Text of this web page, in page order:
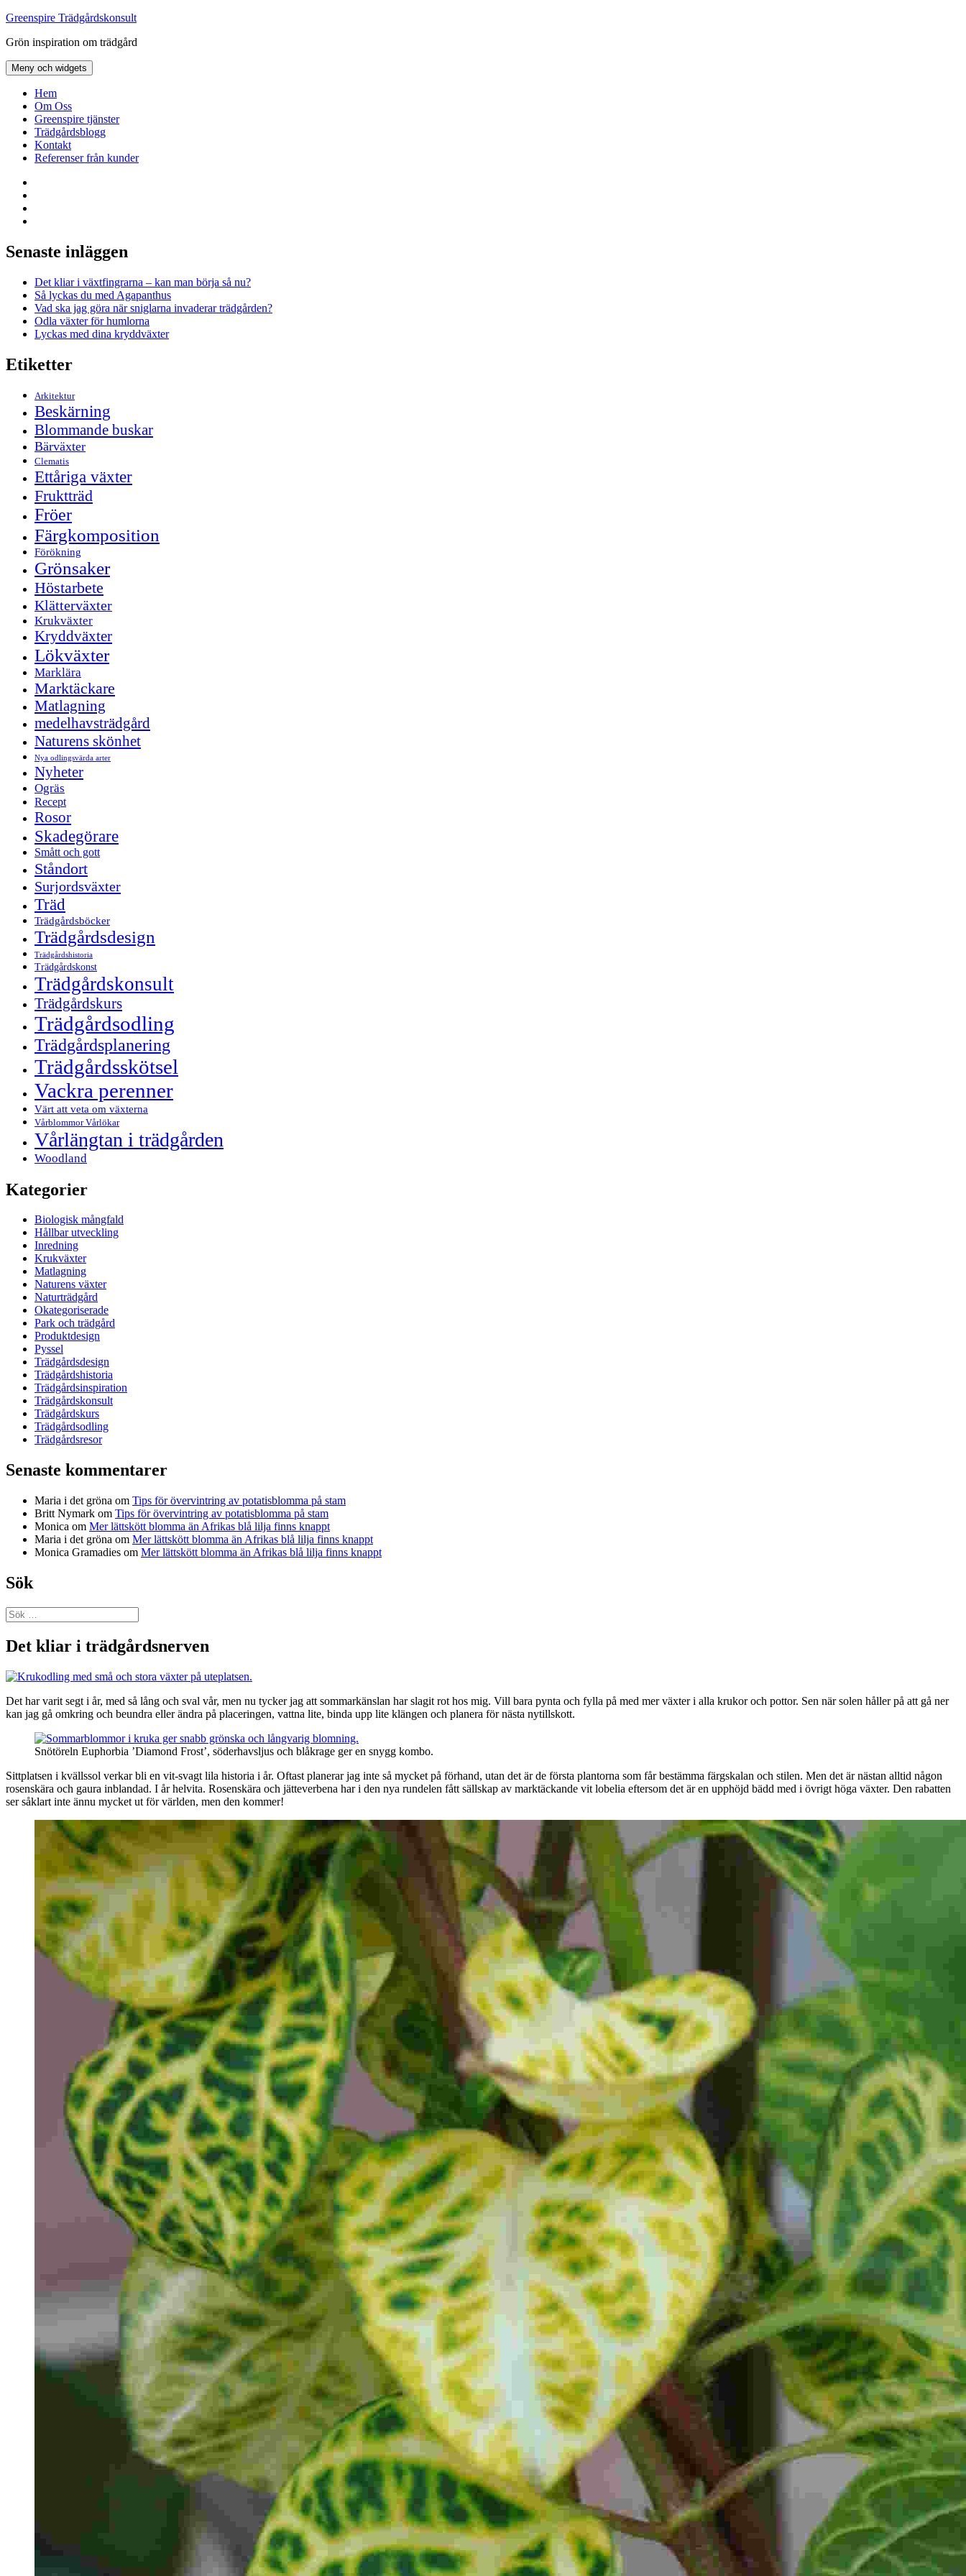
Hoppa
innehåll
Greenspire Trädgårdskonsult
Grön inspiration om trädgård
Meny och widgets
Hem
Om Oss
Greenspire tjänster
Trädgårdsblogg
Kontakt
Referenser från kunder
Senaste inläggen
Det kliar i växtfingrarna – kan man börja så nu?
Så lyckas du med Agapanthus
Vad ska jag göra när sniglarna invaderar trädgården?
Odla växter för humlorna
Lyckas med dina kryddväxter
Etiketter
Arkitektur
Beskärning
Blommande buskar
Bärväxter
Clematis
Ettåriga växter
Fruktträd
Fröer
Färgkomposition
Förökning
Grönsaker
Höstarbete
Klätterväxter
Krukväxter
Kryddväxter
Lökväxter
Marklära
Marktäckare
Matlagning
medelhavsträdgård
Naturens skönhet
Nya odlingsvärda arter
Nyheter
Ogräs
Recept
Rosor
Skadegörare
Smått och gott
Ståndort
Surjordsväxter
Träd
Trädgårdsböcker
Trädgårdsdesign
Trädgårdshistoria
Trädgårdskonst
Trädgårdskonsult
Trädgårdskurs
Trädgårdsodling
Trädgårdsplanering
Trädgårdsskötsel
Vackra perenner
Värt att veta om växterna
Vårblommor Vårlökar
Vårlängtan i trädgården
Woodland
Kategorier
Biologisk mångfald
Hållbar utveckling
Inredning
Krukväxter
Matlagning
Naturens växter
Naturträdgård
Okategoriserade
Park och trädgård
Produktdesign
Pyssel
Trädgårdsdesign
Trädgårdshistoria
Trädgårdsinspiration
Trädgårdskonsult
Trädgårdskurs
Trädgårdsodling
Trädgårdsresor
Senaste kommentarer
Maria i det gröna om Tips för övervintring av potatisblomma på stam
Britt Nymark om Tips för övervintring av potatisblomma på stam
Monica om Mer lättskött blomma än Afrikas blå lilja finns knappt
Maria i det gröna om Mer lättskött blomma än Afrikas blå lilja finns knappt
Monica Gramadies om Mer lättskött blomma än Afrikas blå lilja finns knappt
Sök
Sök
efter:
Det kliar i trädgårdsnerven
Det har varit segt i år, med så lång och sval vår, men nu tycker jag att sommarkänslan har slagit rot hos mig. Vill bara pynta och fylla på med mer växter i alla krukor och pottor. Sen när solen håller på att gå ner
kan jag gå omkring och beundra eller ändra på placeringen, vattna lite, binda upp lite klängen och planera för nästa nytillskott.
Snötöreln Euphorbia ’Diamond Frost’, söderhavsljus och blåkrage ger en snygg kombo.
Sittplatsen i kvällssol verkar bli en vit-svagt lila historia i år. Oftast planerar jag inte så mycket på förhand, utan det är de första plantorna som får bestämma färgskalan och stilen. Men det är nästan alltid någon
rosenskära och gaura inblandad. I år helvita. Rosenskära och jätteverbena har i den nya rundelen fått sällskap av marktäckande vit lobelia eftersom det är en upphöjd bädd med i övrigt höga växter. Den rabatten
ser såklart inte ännu mycket ut för världen, men den kommer!